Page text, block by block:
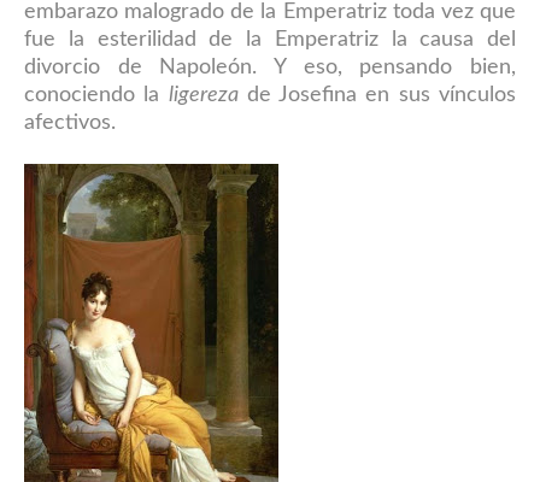
embarazo malogrado de la Emperatriz toda vez que
fue la esterilidad de la Emperatriz la causa del
divorcio de Napoleón. Y eso, pensando bien,
conociendo la ligerezade Josefina en sus vínculos
afectivos.